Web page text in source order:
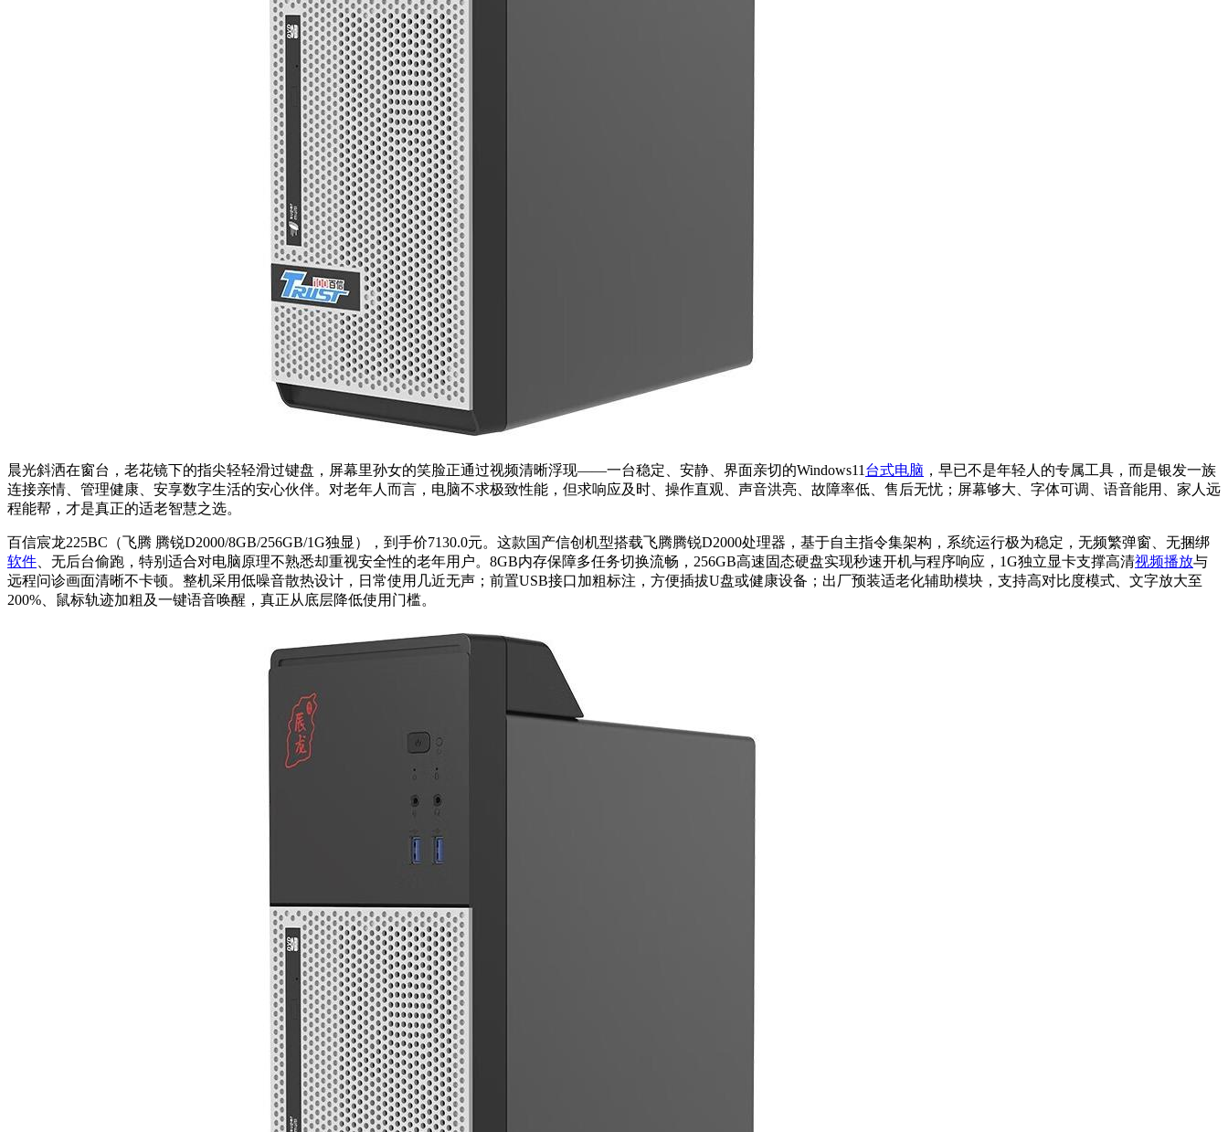
晨光斜洒在窗台，老花镜下的指尖轻轻滑过键盘，屏幕里孙女的笑脸正通过视频清晰浮现——一台稳定、安静、界面亲切的Windows11 台式电脑 ，早已不是年轻人的专属工具，而是银发一族
连接亲情、管理健康、安享数字生活的安心伙伴。对老年人而言，电脑不求极致性能，但求响应及时、操作直观、声音洪亮、故障率低、售后无忧；屏幕够大、字体可调、语音能用、家人远
程能帮，才是真正的适老智慧之选。
百信宸龙225BC（飞腾 腾锐D2000/8GB/256GB/1G独显），到手价7130.0元。这款国产信创机型搭载飞腾腾锐D2000处理器，基于自主指令集架构，系统运行极为稳定，无频繁弹窗、无捆绑
软件 、无后台偷跑，特别适合对电脑原理不熟悉却重视安全性的老年用户。8GB内存保障多任务切换流畅，256GB高速固态硬盘实现秒速开机与程序响应，1G独立显卡支撑高清视频播放与
远程问诊画面清晰不卡顿。整机采用低噪音散热设计，日常使用几近无声；前置USB接口加粗标注，方便插拔U盘或健康设备；出厂预装适老化辅助模块，支持高对比度模式、文字放大至
200%、鼠标轨迹加粗及一键语音唤醒，真正从底层降低使用门槛。